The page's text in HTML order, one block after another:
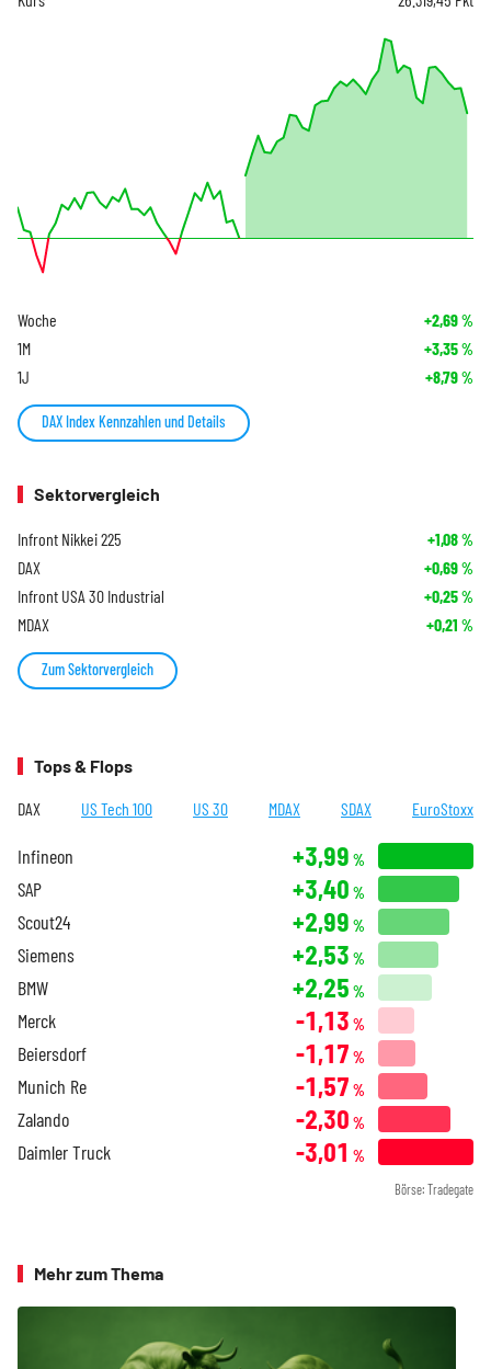
Woche +2,69%
1M +3,35%
1J +8,79%
DAX Index Kennzahlen und Details
Sektorvergleich
Infront Nikkei 225 +1,08%
DAX +0,69%
Infront USA 30 Industrial +0,25%
MDAX +0,21 %
Zum Sektorvergleich
Tops & Flops
DAX US Tech 100 US 30 MDAX SDAX EuroStoxx
Infineon +3,99 %
SAP +3,40 %
Scout24 +2,99 %
Siemens +2,53 %
BMW +2,25 %
Merck -1,13 %
Beiersdorf -1,17 %
Munich Re -1,57 %
Zalando -2,30 %
Daimler Truck -3,01 %
Börse: Tradegate
Mehr zum Thema